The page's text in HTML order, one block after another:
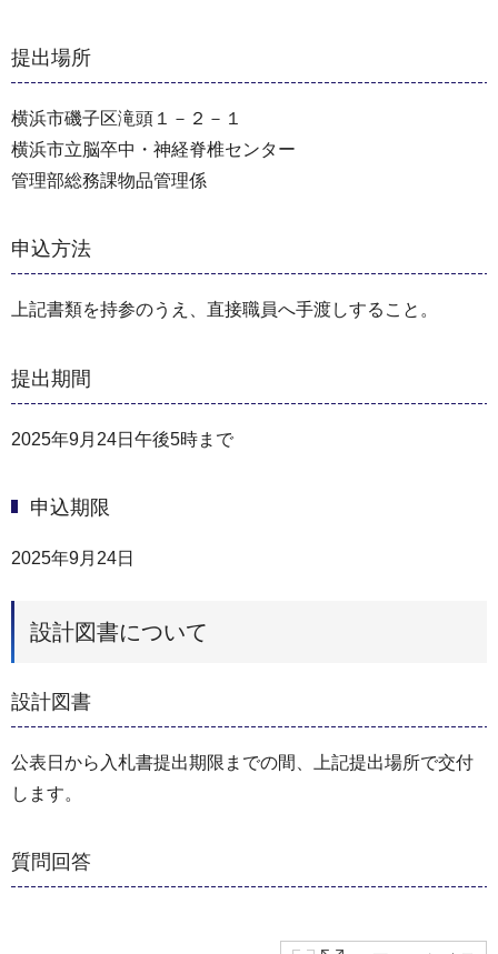
提出場所
横浜市磯子区滝頭１－２－１
横浜市立脳卒中・神経脊椎センター
管理部総務課物品管理係
申込方法
上記書類を持参のうえ、直接職員へ手渡しすること。
提出期間
2025年9月24日午後5時まで
申込期限
2025年9月24日
設計図書について
設計図書
公表日から入札書提出期限までの間、上記提出場所で交付
します。
質問回答